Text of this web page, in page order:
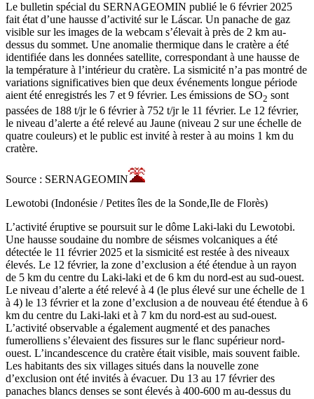
Le bulletin spécial du SERNAGEOMIN publié le 6 février 2025
fait état d’une hausse d’activité sur le Láscar. Un panache de gaz
visible sur les images de la webcam s’élevait à près de 2 km au-
dessus du sommet. Une anomalie thermique dans le cratère a été
identifiée dans les données satellite, correspondant à une hausse de
la température à l’intérieur du cratère. La sismicité n’a pas montré de
variations significatives bien que deux événements longue période
aient été enregistrés les 7 et 9 février. Les émissions de SO2 sont
passées de 188 t/jr le 6 février à 752 t/jr le 11 février. Le 12 février,
le niveau d’alerte a été relevé au Jaune (niveau 2 sur une échelle de
quatre couleurs) et le public est invité à rester à au moins 1 km du
cratère.
Source : SERNAGEOMIN
Lewotobi (Indonésie / Petites îles de la Sonde,Ile de Florès)
L’activité éruptive se poursuit sur le dôme Laki-laki du Lewotobi.
Une hausse soudaine du nombre de séismes volcaniques a été
détectée le 11 février 2025 et la sismicité est restée à des niveaux
élevés. Le 12 février, la zone d’exclusion a été étendue à un rayon
de 5 km du centre du Laki-laki et de 6 km du nord-est au sud-ouest.
Le niveau d’alerte a été relevé à 4 (le plus élevé sur une échelle de 1
à 4) le 13 février et la zone d’exclusion a de nouveau été étendue à 6
km du centre du Laki-laki et à 7 km du nord-est au sud-ouest.
L’activité observable a également augmenté et des panaches
fumerolliens s’élevaient des fissures sur le flanc supérieur nord-
ouest. L’incandescence du cratère était visible, mais souvent faible.
Les habitants des six villages situés dans la nouvelle zone
d’exclusion ont été invités à évacuer. Du 13 au 17 février des
panaches blancs denses se sont élevés à 400-600 m au-dessus du